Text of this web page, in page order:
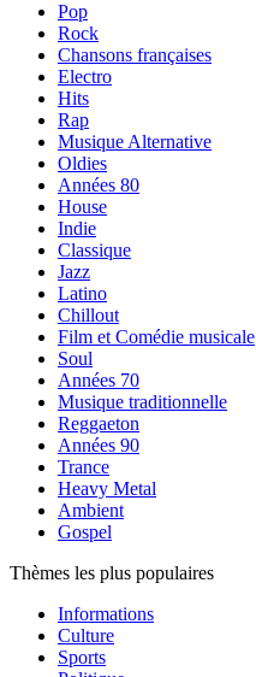
Pop
Rock
Chansons françaises
Electro
Hits
Rap
Musique Alternative
Oldies
Années 80
House
Indie
Classique
Jazz
Latino
Chillout
Film et Comédie musicale
Soul
Années 70
Musique traditionnelle
Reggaeton
Années 90
Trance
Heavy Metal
Ambient
Gospel
Thèmes les plus populaires
Informations
Culture
Sports